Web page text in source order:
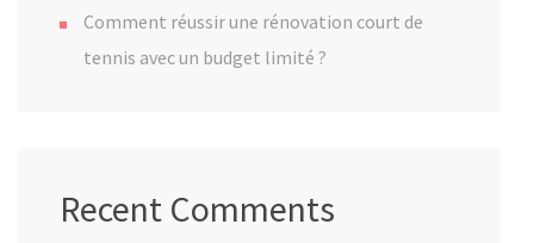
Comment réussir une rénovation court de
tennis avec un budget limité ?
Recent Comments